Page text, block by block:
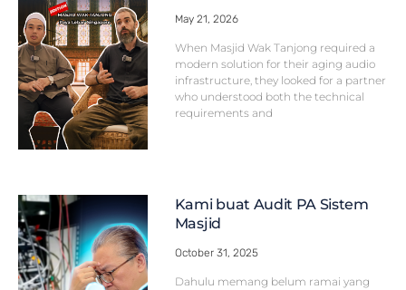
May 21, 2026
When Masjid Wak Tanjong required a
modern solution for their aging audio
infrastructure, they looked for a partner
who understood both the technical
requirements and
Kami buat Audit PA Sistem
Masjid
October 31, 2025
Dahulu memang belum ramai yang